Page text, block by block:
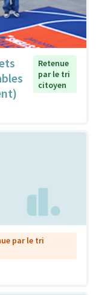
Retenue
par le tri
citoyen
par le tri